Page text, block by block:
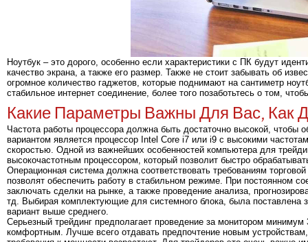
Ноутбук – это дорого, особенно если характеристики с ПК будут
качество экрана, а также его размер. Также не стоит забывать об
огромное количество гаджетов, которые поднимают на сантиметр
стабильное интернет соединение, более того позаботьтесь о том,
Какие Параметры Важны Для Вас, Как
Частота работы процессора должна быть достаточно высокой,
вариантом является процессор Intel Core i7 или i9 с высокими
скоростью. Одной из важнейших особенностей компьютера для
высокочастотным процессором, который позволит быстро
Операционная система должна соответствовать требованиям
позволят обеспечить работу в стабильном режиме. При постоянном
заключать сделки на рынке, а также проведение анализа,
тд. Выбирая комплектующие для системного блока, была
вариант выше среднего.
Серьезный трейдинг предполагает проведение за монитором
комфортным. Лучше всего отдавать предпочтение новым